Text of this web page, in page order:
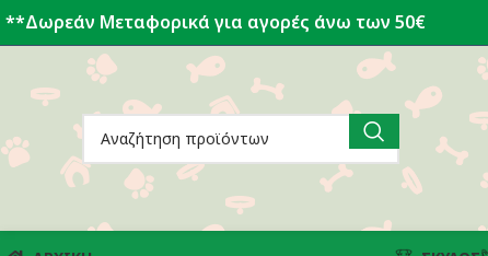
**Δωρεάν Μεταφορικά για αγορές άνω των 50€